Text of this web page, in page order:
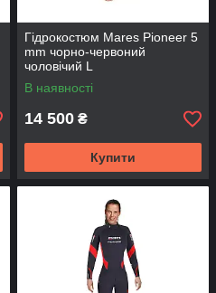
Гідрокостюм Mares Pioneer 5
mm чорно-червоний
чоловічий L
В наявності
14 500 ₴
Купити